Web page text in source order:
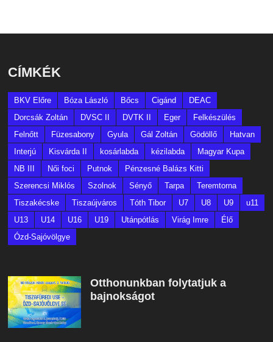
CÍMKÉK
BKV Előre Bóza László Bőcs Cigánd
DEAC
Dorcsák Zoltán
DVSC II DVTK II Eger
Felkészülés
Felnőtt
Füzesabony Gyula Gál Zoltán Gödöllő
Hatvan
Interjú
Kisvárda II kosárlabda kézilabda
Magyar Kupa
NB III
Női foci Putnok
Pénzesné Balázs Kitti
Szerencsi Miklós
Szolnok Sényő Tarpa
Teremtorna
Tiszakécske
Tiszaújváros Tóth Tibor U7 U8 U9
u11
U13
U14 U16 U19 Utánpótlás Virág Imre
Élő
Ózd-Sajóvölgye
Otthonunkban folytatjuk a
bajnokságot